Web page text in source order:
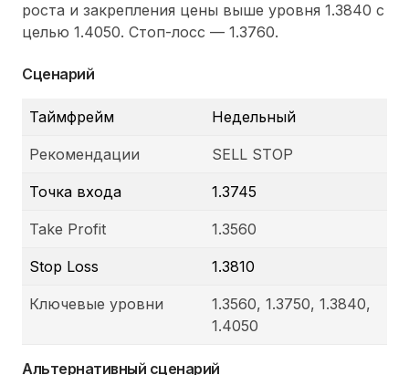
роста и закрепления цены выше уровня 1.3840 с
целью 1.4050. Стоп-лосс — 1.3760.
Сценарий
Таймфрейм Недельный
Рекомендации SELL STOP
Точка входа 1.3745
Take Profit 1.3560
Stop Loss 1.3810
Ключевые уровни
1.3560, 1.3750, 1.3840,
1.4050
Альтернативный сценарий